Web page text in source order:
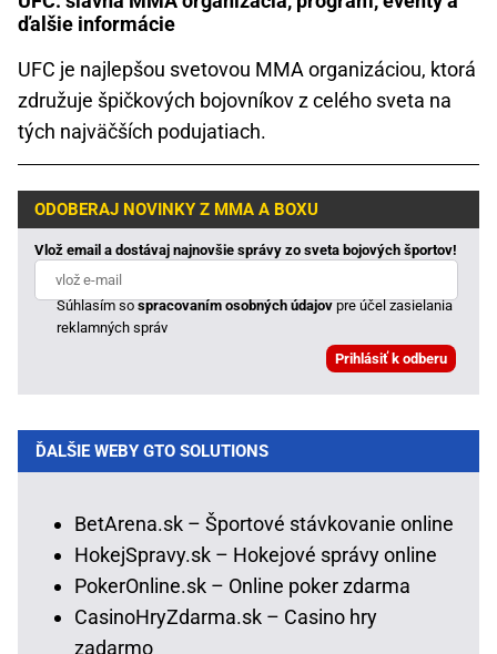
ďalšie informácie
UFC je najlepšou svetovou MMA organizáciou, ktorá
združuje špičkových bojovníkov z celého sveta na
tých najväčších podujatiach.
ODOBERAJ NOVINKY Z MMA A BOXU
Vlož email a dostávaj najnovšie správy zo sveta bojových športov!
Súhlasím sospracovaním osobných údajovpre účel zasielania
reklamných správ
ĎALŠIE WEBY GTO SOLUTIONS
BetArena.sk – Športové stávkovanie online
HokejSpravy.sk – Hokejové správy online
PokerOnline.sk – Online poker zdarma
CasinoHryZdarma.sk – Casino hry
zadarmo